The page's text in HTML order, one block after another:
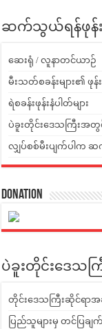
ဆက်သွယ်ရန်ဖုန်းနံ
ဆေးရုံ / လူနာတင်ယာဉ်
မီးသတ်စခန်းများ၏ ဖုန်း
ရဲစခန်းဖုန်းနံပါတ်များ
ပဲခူးတိုင်းဒေသကြီးအတွင်
လျှပ်စစ်မီးပျက်ပါက ဆ
Donation
ပဲခူးတိုင်းဒေသက
တိုင်းဒေသကြီးဆိုင်ရာ
ပြည်သူများမှ တင်ပြချက်